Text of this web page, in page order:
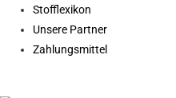
Stofflexikon
Unsere Partner
Zahlungsmittel